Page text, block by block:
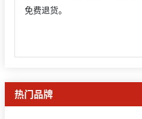
免费退货。
热门品牌